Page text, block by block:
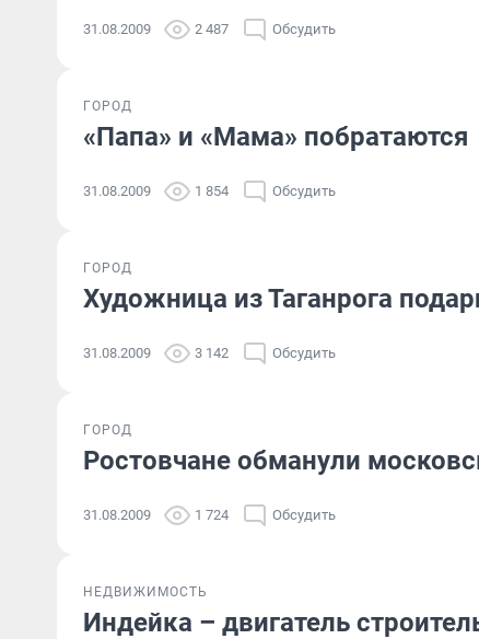
31.08.2009 2 487 Обсудить
ГОРОД
«Папа» и «Мама» побратаются
31.08.2009 1 854 Обсудить
ГОРОД
Художница из Таганрога
31.08.2009 3 142 Обсудить
ГОРОД
Ростовчане обманули
31.08.2009 1 724 Обсудить
НЕДВИЖИМОСТЬ
Индейка – двигатель